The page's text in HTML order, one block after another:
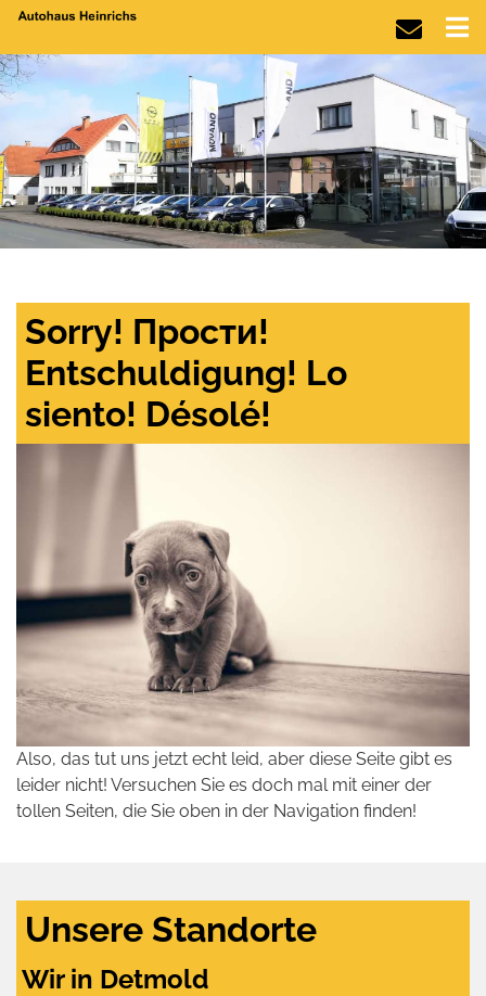
Sorry! Прости!
Entschuldigung! Lo
siento! Désolé!
Also, das tut uns jetzt echt leid, aber diese Seite gibt es
leider nicht! Versuchen Sie es doch mal mit einer der
tollen Seiten, die Sie oben in der Navigation finden!
Unsere Standorte
Wir in Detmold